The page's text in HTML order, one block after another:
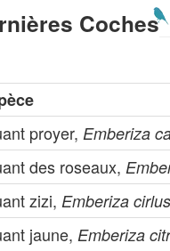
Coches
proyer, Emberiza
des roseaux,
zizi, Emberiza cirlus
jaune, Emberiza